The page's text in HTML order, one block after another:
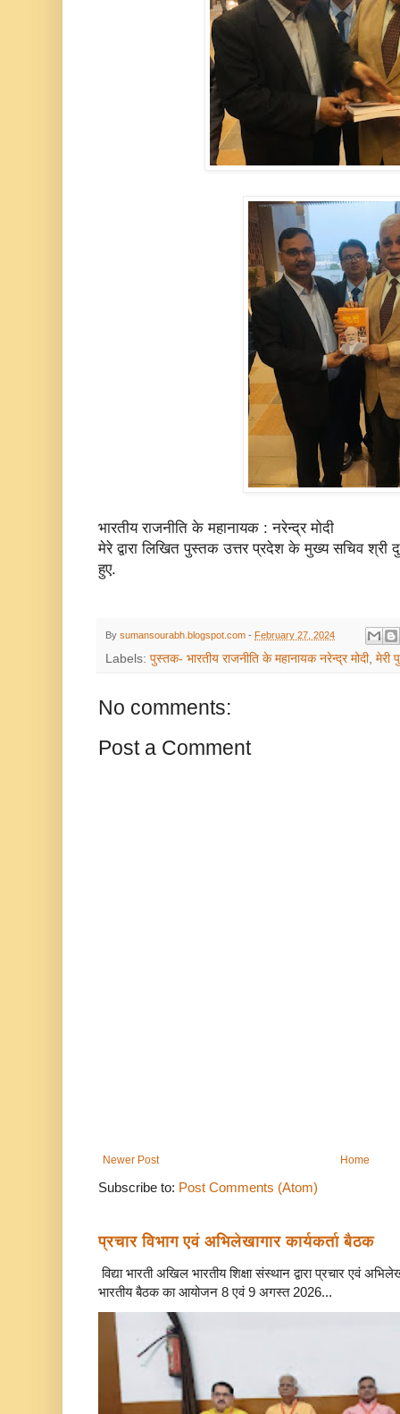
भारतीय राजनीति के महानायक : नरेन्द्र मोदी
मेरे द्वारा लिखित पुस्तक उत्तर प्रदेश के मुख्य सचिव श्री
हुए.
By sumansourabh.blogspot.com - February 27, 2024
Labels: पुस्तक- भारतीय राजनीति के महानायक नरेन्द्र मोदी, मेरी
No comments:
Post a Comment
Newer Post Home
Subscribe to: Post Comments (Atom)
प्रचार विभाग एवं अभिलेखागार कार्यकर्ता बैठक
विद्या भारती अखिल भारतीय शिक्षा संस्थान द्वारा प्रचार एवं
भारतीय बैठक का आयोजन 8 एवं 9 अगस्त 2026...